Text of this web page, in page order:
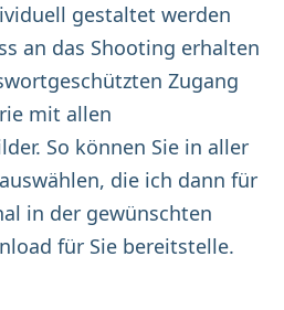
gestaltet werden
an das Shooting erhalten
Zugang
mit allen
So können Sie in aller
die ich dann für
in der gewünschten
für Sie bereitstelle.